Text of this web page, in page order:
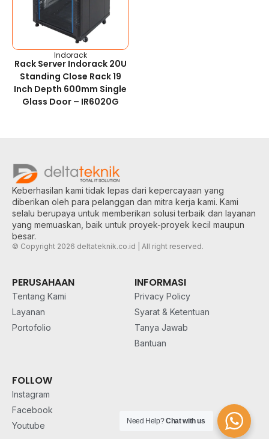
Indorack
Rack Server Indorack 20U
Standing Close Rack 19
Inch Depth 600mm Single
Glass Door – IR6020G
Keberhasilan kami tidak lepas dari kepercayaan yang
diberikan oleh para pelanggan dan mitra kerja kami. Kami
selalu berupaya untuk memberikan solusi terbaik dan layanan
yang memuaskan, baik untuk proyek-proyek kecil maupun
besar.
© Copyright 2026 deltateknik.co.id | All right reserved.
PERUSAHAAN
Tentang Kami
Layanan
Portofolio
INFORMASI
Privacy Policy
Syarat & Ketentuan
Tanya Jawab
Bantuan
FOLLOW
Instagram
Facebook
Youtube
Need Help?Chat with us